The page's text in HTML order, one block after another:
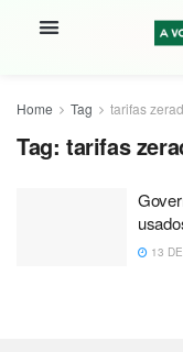
Home Tag tarifas
Tag: tarifas
13